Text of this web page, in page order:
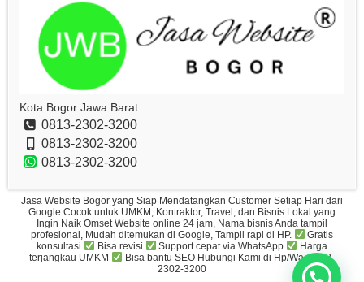
Kota Bogor Jawa Barat
0813-2302-3200
0813-2302-3200
0813-2302-3200
Jasa Website Bogor yang Siap Mendatangkan Customer Setiap Hari dari
Google Cocok untuk UMKM, Kontraktor, Travel, dan Bisnis Lokal yang
Ingin Naik Omset Website online 24 jam, Nama bisnis Anda tampil
profesional, Mudah ditemukan di Google, Tampil rapi di HP.
Gratis
konsultasi
Bisa revisi Support cepat via WhatsApp
Harga
terjangkau UMKM
Bisa bantu SEO Hubungi Kami di Hp/Wa: 0813-
2302-3200